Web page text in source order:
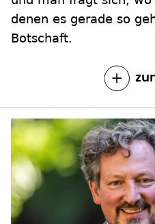
denen es gerade so
Botschaft.